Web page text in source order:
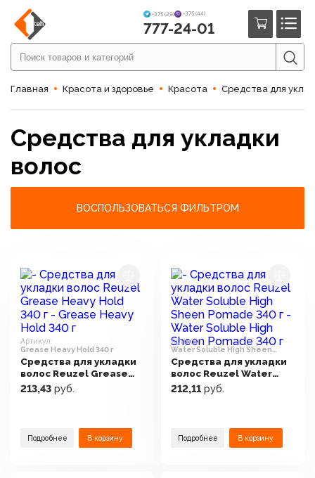
+375 (29) +375 (44)
777-24-01
Главная Красота и здоровье Красота Средства для
Средства для укладки
волос
ВОСПОЛЬЗОВАТЬСЯ ФИЛЬТРОМ
Артикул:
Grease Heavy Hold 340 г
Средства для укладки
волос Reuzel Grease
Heavy Hold 340 г
213,43 руб.
Подробнее В корзину
Артикул:
Water Soluble High Sheen
Pomade 340 г
Средства для укладки
волос Reuzel Water
Soluble High Sheen
Pomade 340 г
212,11 руб.
Подробнее В корзину